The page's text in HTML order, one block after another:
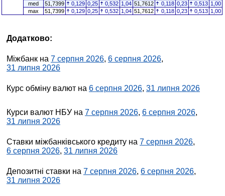
med
51,7399 0,129 0,25 0,532 1,04 51,7612 0,118 0,23 0,513 1,00
max
51,7399 0,129 0,25 0,532 1,04 51,7612 0,118 0,23 0,513 1,00
Додатково:
Міжбанк на 7 серпня 2026, 6 серпня 2026,
31 липня 2026
Курс обміну валют на 6 серпня 2026, 31 липня 2026
Курси валют НБУ на 7 серпня 2026, 6 серпня 2026,
31 липня 2026
Ставки міжбанківського кредиту на 7 серпня 2026,
6 серпня 2026, 31 липня 2026
Депозитні ставки на 7 серпня 2026, 6 серпня 2026,
31 липня 2026